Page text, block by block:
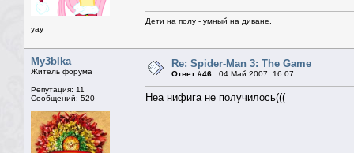
yay
Дети на полу - умный на диване.
My3blka
Житель форума
Репутация: 11
Сообщений: 520
Re: Spider-Man 3: The Game
Ответ #46 : 04 Май 2007, 16:07
Неа нифига не получилось(((